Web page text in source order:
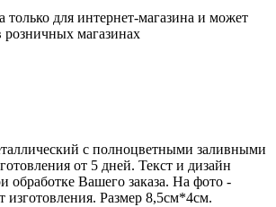
только для интернет-магазина и может
розничных магазинах
с полноцветными заливными
от 5 дней. Текст и дизайн
обработке Вашего заказа. На фото -
Размер 8,5см*4см.